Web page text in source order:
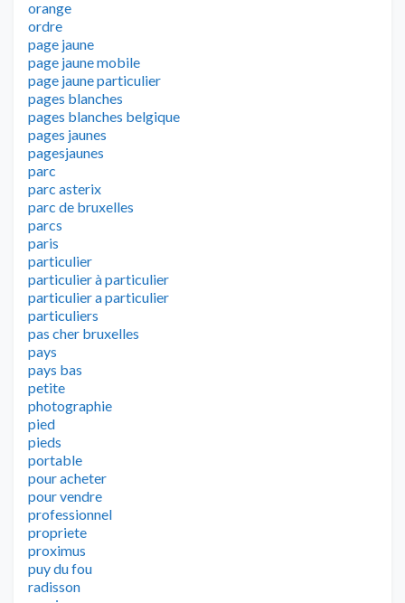
orange
ordre
page jaune
page jaune mobile
page jaune particulier
pages blanches
pages blanches belgique
pages jaunes
pagesjaunes
parc
parc asterix
parc de bruxelles
parcs
paris
particulier
particulier à particulier
particulier a particulier
particuliers
pas cher bruxelles
pays
pays bas
petite
photographie
pied
pieds
portable
pour acheter
pour vendre
professionnel
propriete
proximus
puy du fou
radisson